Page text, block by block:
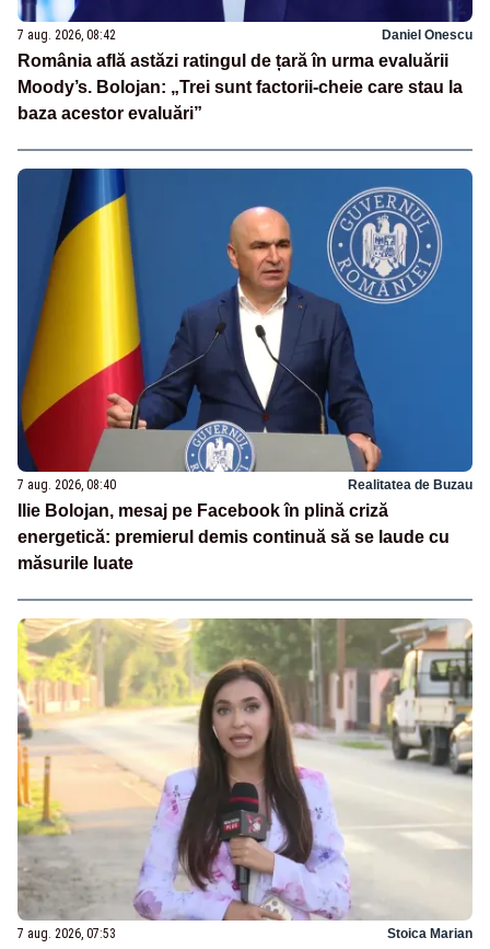
7 aug. 2026, 08:42 Daniel Onescu
România află astăzi ratingul de țară în urma evaluării
Moody’s. Bolojan: „Trei sunt factorii-cheie care stau la
baza acestor evaluări”
7 aug. 2026, 08:40 Realitatea de Buzau
Ilie Bolojan, mesaj pe Facebook în plină criză
energetică: premierul demis continuă să se laude cu
măsurile luate
7 aug. 2026, 07:53 Stoica Marian